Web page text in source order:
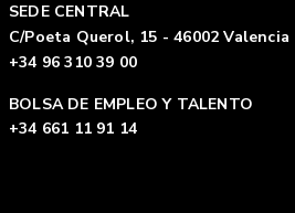
SEDE CENTRAL
C/Poeta Querol, 15 - 46002 Valencia
+34 96 310 39 00
BOLSA DE EMPLEO Y TALENTO
+34 661 11 91 14